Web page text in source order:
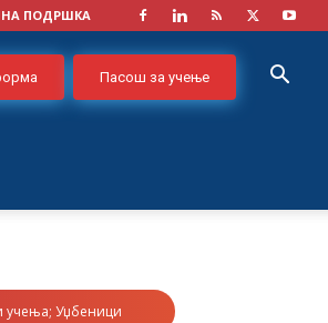
ПОДРШКА
Пасош за учење
учења; Уџбеници